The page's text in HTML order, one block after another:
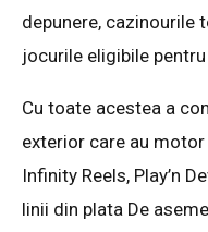
depunere, cazinourile
jocurile eligibile
Cu toate acestea a
exterior care au
Infinity Reels, Play’n
linii din plata De